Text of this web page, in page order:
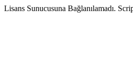
Lisans Sunucusuna Bağlanılamadı.